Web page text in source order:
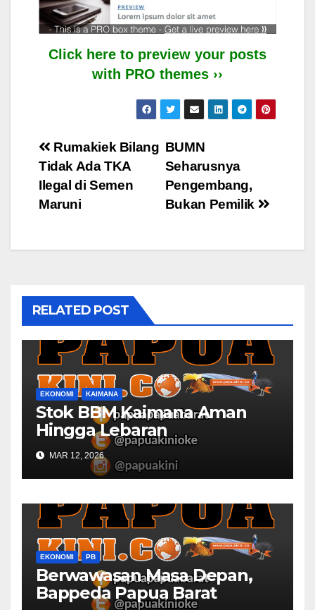
Click here to preview your posts
with PRO themes ››
Post
navigation
BUMN
Seharusnya
Pengembang,
Bukan Pemilik
Rumakiek Bilang
Tidak Ada TKA
Ilegal di Semen
Maruni
RELATED POST
EKONOMI KAIMANA
Stok BBM Kaimana Aman
Hingga Lebaran
MAR 12, 2026
EKONOMI PB
Berwawasan Masa Depan,
Bappeda Papua Barat